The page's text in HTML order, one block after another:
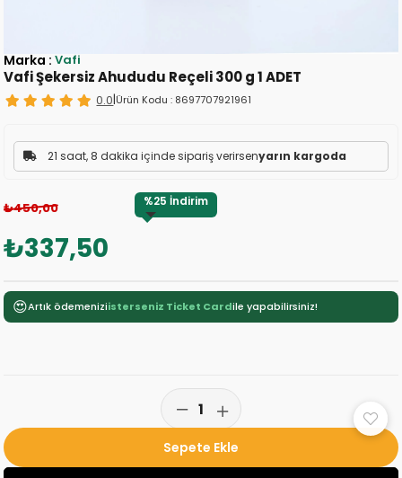
Vafi Şekersiz Ahududu Reçeli 300 g 1 ADET
0.0|Ürün Kodu : 8697707921961
21 saat, 8 dakika içinde sipariş verirsenyarın kargoda
₺450,00 %25 İndirim
₺337,50
Marka : Vafi
😍Artık ödemeniziisterseniz Ticket Cardile yapabilirsiniz!